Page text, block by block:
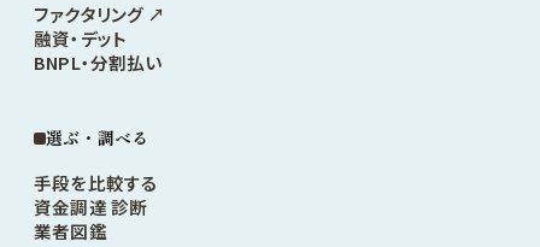
ファクタリング ↗
融資・デット
BNPL・分割払い
選ぶ・調べる
手段を比較する
資金調達 診断
業者図鑑